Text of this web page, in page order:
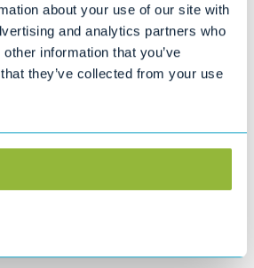
about your use of our site with
and analytics partners who
information that you’ve
they’ve collected from your use
kleine draaicirkel
magneetsleutel
h